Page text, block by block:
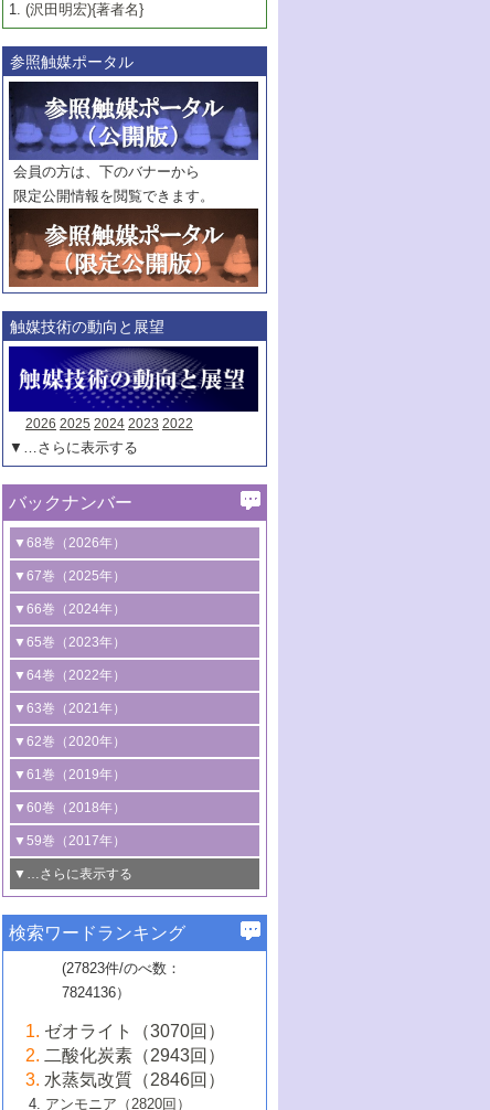
1. (沢田明宏){著者名}
参照触媒ポータル
会員の方は、下のバナーから
限定公開情報を閲覧できます。
触媒技術の動向と展望
2026 2025 2024 2023 2022
▼…さらに表示する
バックナンバー
▼68巻（2026年）
1号 過酸化水素合成に関する研究動向
2号 コンピューター技術により加速する
触媒開発
3号 有機分子変換やCO 資源化のための
光触媒に関する最近の研究
B号 第137回触媒討論会（2026年）
▼67巻（2025年）
1号 CO
水素化によるグリーン燃料/グリ
ーンケミカル製造
2号 水素製造のための水分解技術に関す
る最近の研究
3号 オレフィン系樹脂の精密合成に関す
る最新技術
4号 アルコール類の効率的変換を実現す
る非貴金属触媒の研究動向
5号 ゼオライトの合成と応用における研
究動向
6号 ヘテロ接合界面
B号 第135回触媒討論会（2025年）
▼66巻（2024年）
1号 低次元ナノ構造を有する触媒材料
2号 規制反応場を活用した固体触媒研究
の新展開
3号 未踏分子変換を目指した酸化触媒プ
ロセスの最前線
4号 シンクロトロン放射光および中性子
線を利用した触媒解析技術の最先端
5号 単原子触媒
6号 参照触媒委員会からのお知らせ
B号 第133回触媒討論会（2023年）
▼65巻（2023年）
1号 炭素が関わる触媒機能
2号 プラスチックケミカルリサイクルの
ための触媒技術
3号 非酸化物系金属化合物を基盤とした
触媒材料の開発
4号 格子酸素・格子酸素欠陥を利用した
触媒反応
5号 生体触媒によるエネルギー変換反応
6号 窒素とリンの循環のための触媒・機
能性材料
▼64巻（2022年）
1号 合成ガス製造とCOを用いるケミカル
ズ合成の最新動向
2号 化学品合成のための合金触媒開発
3号 CO の排出削減および有効活用のた
めの触媒技術
4号 若手による情報発信企画～とびたて
若き触媒の研究者たち～（1）
若き触媒の研究者たち～（2）
6号 石油のノーブル・ユースを志向した
触媒技術
大学：オンライン・対面開催）
▼63巻（2021年）
1号 金触媒の新展開
2号 ペロブスカイト
3号 特殊反応場を利用した触媒的分子変
換反応
4号 多孔質材料を用いた触媒の新展開
5号 情報学的手法を用いた触媒開発
6号 カーボンニュートラルに向けた電解
技術
B号 第127回触媒討論会（2021年・オン
ライン開催(Zoom)のみ）
▼62巻（2020年）
1号 触媒設計を拓く欠陥構造のキャラク
タリゼーション
2号 機能化学品製造に資するクリーンな
触媒的酸化反応
3号 水処理のための触媒化学
4号 光触媒を用いた水分解の最新の研究
動向
5号 次世代の触媒プロセスを支えるマイ
6号 メタン転換技術の最新動向
B号 第125回触媒討論会（2020年・工学
院大学）
▼61巻（2019年）
1号 物質移動制御に着目した触媒プロセ
ス開発
2号 CO2 フリー水素サプライチェーンに
関わる触媒開発動向
3号 精密高分子合成に関する最近の研究
動向
4号 バイオマス化成品製造のための触媒
5号 固体触媒による含窒素有機化合物変
換の最前線
6号 貴金属使用量低減に向けた自動車排
▼60巻（2018年）
1号 固体酸触媒の最新の研究動向
2号 二酸化炭素からの有用化学品合成
3号 ナノ粒子・クラスター触媒の最前線
4号 60周年記念企画
5号 進化するゼオライト合成技術
6号 非貴金属系触媒における電気化学的
B号 第121回触媒討論会（2018年・東京
大学）
▼59巻（2017年）
1号 いたるところに，触媒
最先端技術
3号 無機分離膜材料の開発と触媒反応プ
ロセスへの適用
5号 水素のふるまいを解き明かす最先端
研究
6号 低級アルカンの有効利用のための触
▼…さらに表示する
1号 ユニークな構造の高分子を生み出す触
2号 リグニンからの化成品製造に向けた触
媒技術
3号 触媒研究の最先端～とびたて若き研究
者たち～（1）
▼57巻（2015年）
1号 水素キャリアにかかわる触媒技術の新
2号 石油精製用触媒の最近の進展
3号 固体酸化物形燃料電池（SOFC）におけ
るアノード触媒上での燃料直接改質技術
▼56巻（2014年）
2号 光触媒反応機構に関する最新の研究動
向
1号 高耐久性燃料電池システム用触媒にお
ける新展開
2号 リビングラジカル重合の最近の動向
▼54巻（2012年）
1号 規則性多孔体の利用技術における最近
の進歩
▼53巻（2011年）
検索ワードランキング
(27823件/のべ数：
7824136）
ゼオライト（3070回）
二酸化炭素（2943回）
水蒸気改質（2846回）
アンモニア（2820回）